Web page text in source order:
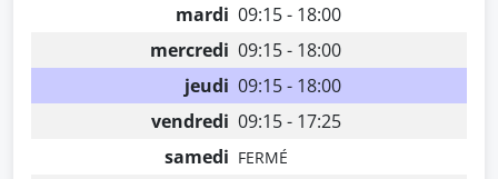
mardi 09:15 - 18:00
mercredi 09:15 - 18:00
jeudi 09:15 - 18:00
vendredi 09:15 - 17:25
samedi FERMÉ